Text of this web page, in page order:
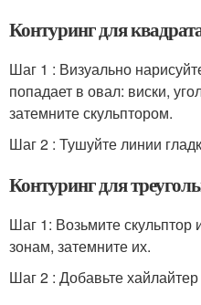
Контуринг для
Шаг 1 : Визуально
попадает в овал: виски,
затемните скульптором.
Шаг 2 : Тушуйте линии
Контуринг для
Шаг 1: Возьмите
зонам, затемните их.
Шаг 2 : Добавьте